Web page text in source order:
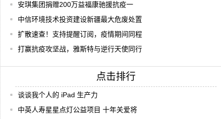
安琪集团捐赠200万益福康驰援抗疫一
中信环境技术投资建设新疆最大危废处置
扩散速查！支持提醒订阅，疫情期间同程
打赢抗疫攻坚战，雅斯特与逆行天使同行
点击排行
谈谈我个人的 iPad 生产力
中英人寿星星点灯公益项目 十年关爱将